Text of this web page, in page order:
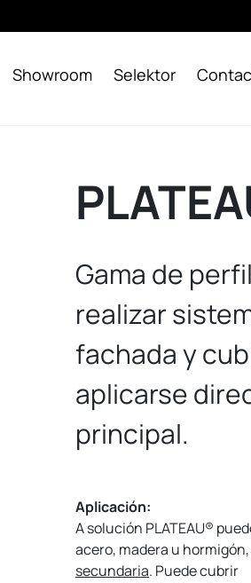
Showroom Selektor
Gama de
realizar
fachada y
aplicarse
principal.
Aplicación:
A solución PLATEAU®
acero, madera u hormigón,
secundaria. Puede cubrir